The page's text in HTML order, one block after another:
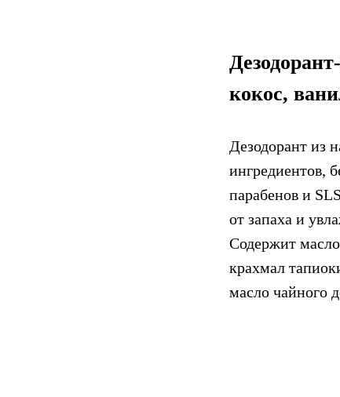
кокос,
Дезодорант из
ингредиентов,
парабенов и
от запаха и
Содержит
крахмал
масло чайного